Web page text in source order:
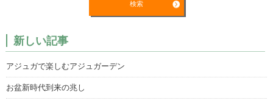
新しい記事
アジュガで楽しむアジュガーデン
お盆新時代到来の兆し